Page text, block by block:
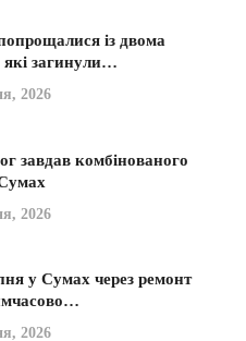
із двома
які загинули…
2026
завдав комбінованого
2026
у Сумах через ремонт
2026